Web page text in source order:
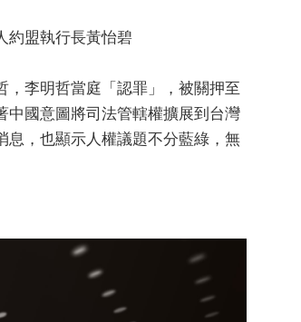
約盟執行長黃怡碧
，李明哲當庭「認罪」，被關押至
中國意圖將司法管轄權擴展到台灣
息，也顯示人權議題不分藍綠，無